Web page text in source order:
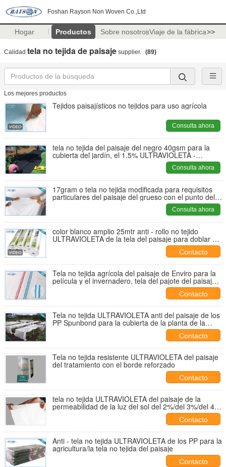
Foshan Rayson Non Woven Co.,Ltd
Hogar Productos Sobre nosotrosViaje de la fábrica>>
Calidad tela no tejida de paisaje supplier. (89)
Los mejores productos
Tejidos paisajísticos no tejidos para uso agrícola
Consulta ahora
tela no tejida del paisaje del negro 40gsm para la
cubierta del jardín, el 1.5% ULTRAVIOLETA -
Consulta ahora
17gram o tela no tejida modificada para requisitos
particulares del paisaje del grueso con el punto del
Consulta ahora
color blanco amplio 25mtr anti - rollo no tejido
ULTRAVIOLETA de la tela del paisaje para doblar de
Contacto
Tela no tejida agrícola del paisaje de Enviro para la
película y el invernadero, tela del pajote del paisaje
Contacto
Tela no tejida ULTRAVIOLETA anti del paisaje de los
PP Spunbond para la cubierta de la planta de la
Contacto
Tela no tejida resistente ULTRAVIOLETA del paisaje
del tratamiento con el borde reforzado
Contacto
tela no tejida ULTRAVIOLETA del paisaje de la
permeabilidad de la luz del sol del 2%/del 3%/del 4%
Contacto
Anti - tela no tejida ULTRAVIOLETA de los PP para la
agricultura/la tela no tejida del paisaje
Contacto